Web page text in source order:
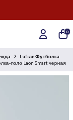
0
Lufian Футболка
поло Laon Smart черная